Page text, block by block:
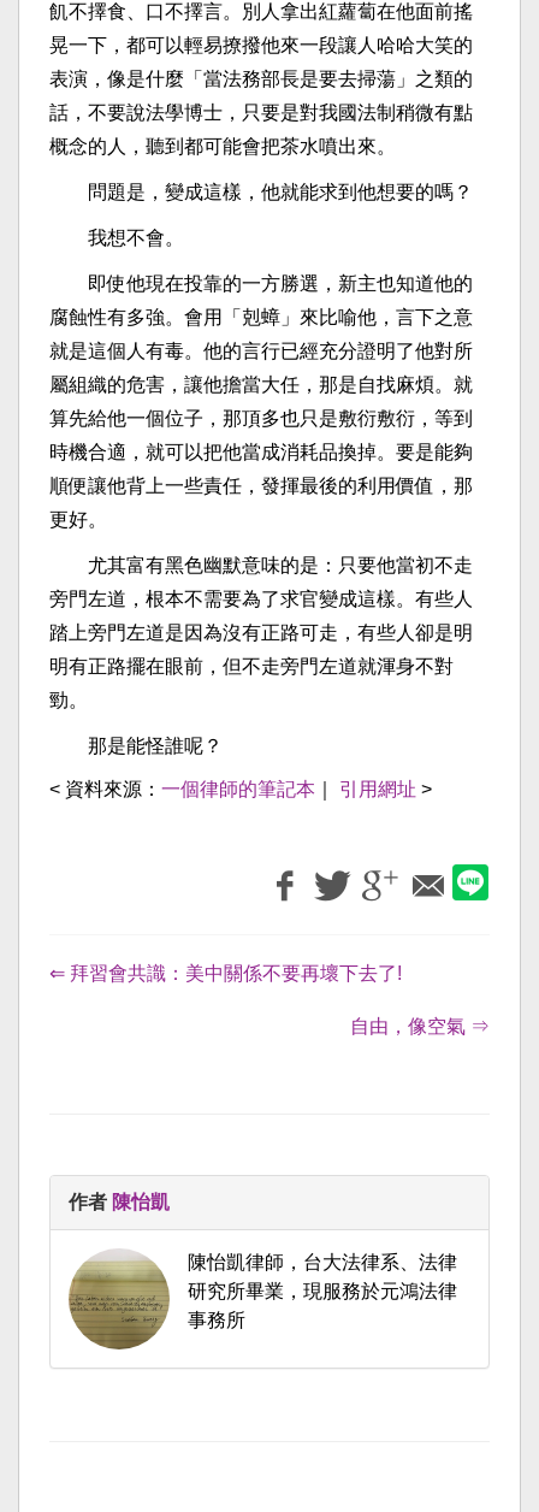
飢不擇食、口不擇言。別人拿出紅蘿蔔在他面前搖
晃一下，都可以輕易撩撥他來一段讓人哈哈大笑的
表演，像是什麼「當法務部長是要去掃蕩」之類的
話，不要說法學博士，只要是對我國法制稍微有點
概念的人，聽到都可能會把茶水噴出來。
問題是，變成這樣，他就能求到他想要的嗎？
我想不會。
即使他現在投靠的一方勝選，新主也知道他的
腐蝕性有多強。會用「剋蟑」來比喻他，言下之意
就是這個人有毒。他的言行已經充分證明了他對所
屬組織的危害，讓他擔當大任，那是自找麻煩。就
算先給他一個位子，那頂多也只是敷衍敷衍，等到
時機合適，就可以把他當成消耗品換掉。要是能夠
順便讓他背上一些責任，發揮最後的利用價值，那
更好。
尤其富有黑色幽默意味的是：只要他當初不走
旁門左道，根本不需要為了求官變成這樣。有些人
踏上旁門左道是因為沒有正路可走，有些人卻是明
明有正路擺在眼前，但不走旁門左道就渾身不對
勁。
那是能怪誰呢？
< 資料來源： 一個律師的筆記本 引用網址 >
⇐ 拜習會共識：美中關係不要再壞下去了!
自由，像空氣 ⇒
作者 陳怡凱
陳怡凱律師，台大法律系、法律
研究所畢業，現服務於元鴻法律
事務所